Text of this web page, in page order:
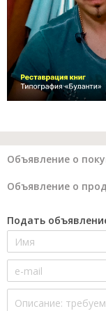
Объявление о
Объявление о
Подать